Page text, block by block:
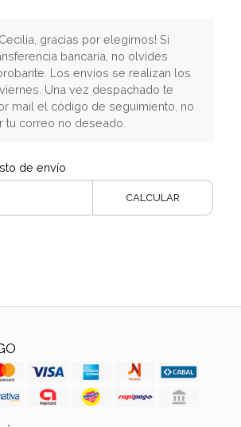
gracias por elegirnos! Si
bancaria, no olvides
Los envíos se realizan los
Una vez despachado te
mail el código de seguimiento, no
tu correo no deseado.
de envío
CALCULAR